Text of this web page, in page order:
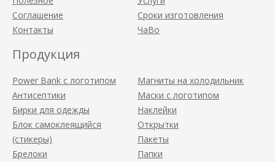
Соглашение
Контакты
Сроки изготовления
ЧаВо
Продукция
Power Bank с логотипом
Антисептики
Бирки для одежды
Блок самоклеящийся
(стикеры)
Брелоки
Магниты на холодильник
Маски с логотипом
Наклейки
Открытки
Пакеты
Папки